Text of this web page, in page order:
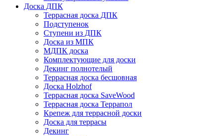
Доска ДПК
Террасная доска ДПК
Подступенок
Ступени из ДПК
Доска из МПК
МДПК доска
Комплектующие для доски
Декинг полнотелый
Террасная доска бесшовная
Доска Holzhof
Террасная доска SaveWood
Террасная доска Террапол
Крепеж для террасной доски
Доска для террасы
Декинг